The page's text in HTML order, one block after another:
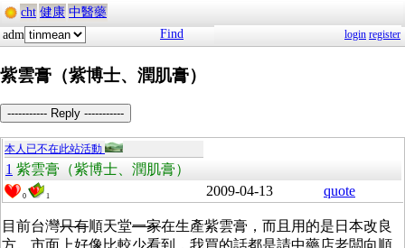
cht 健康 中醫藥
adm
Find login register
紫雲膏（紫博士、潤肌膏）
----------- Reply -----------
本人已不在此站活動
1 紫雲膏（紫博士、潤肌膏）
0 1 2009-04-13 quote
目前台灣只有順天堂一家在生產紫雲膏，而且用的是日本改良